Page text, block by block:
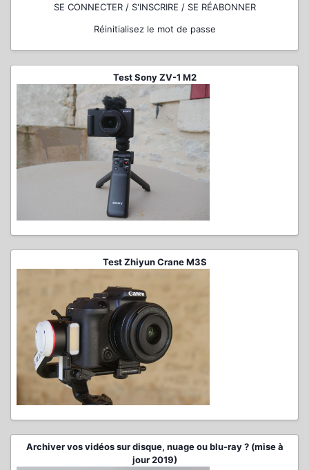
SE CONNECTER / S'INSCRIRE / SE RÉABONNER
Réinitialisez le mot de passe
Test Sony ZV-1 M2
Test Zhiyun Crane M3S
Archiver vos vidéos sur disque, nuage ou blu-ray ? (mise à
jour 2019)